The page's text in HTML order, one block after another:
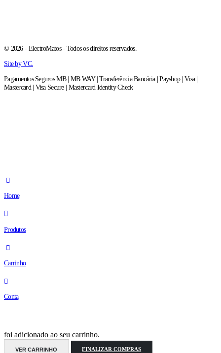
© 2026 - ElectroMatos - Todos os direitos reservados.
Site by VC.
Pagamentos Seguros MB | MB WAY | Transferência Bancária | Payshop | Visa |
Mastercard | Visa Secure | Mastercard Identity Check
Home
Produtos
Carrinho
Conta
foi adicionado ao seu carrinho.
VER CARRINHO FINALIZAR COMPRAS